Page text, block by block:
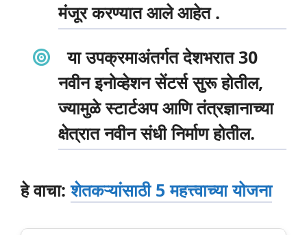
मंजूर करण्यात आले आहेत .
या उपक्रमाअंतर्गत देशभरात30
नवीन इनोव्हेशन सेंटर्ससुरू होतील,
ज्यामुळे स्टार्टअप आणि तंत्रज्ञानाच्या
क्षेत्रात नवीन संधी निर्माण होतील.
हे वाचा:शेतकऱ्यांसाठी 5 महत्त्वाच्या योजना